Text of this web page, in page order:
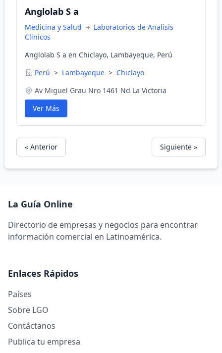
Anglolab S a
Medicina y Salud
Laboratorios de Analisis
Clinicos
Anglolab S a en Chiclayo, Lambayeque, Perú
Perú > Lambayeque > Chiclayo
Av Miguel Grau Nro 1461 Nd La Victoria
Ver Más
« Anterior Siguiente »
La Guía Online
Directorio de empresas y negocios para encontrar
información comercial en Latinoamérica.
Enlaces Rápidos
Países
Sobre LGO
Contáctanos
Publica tu empresa